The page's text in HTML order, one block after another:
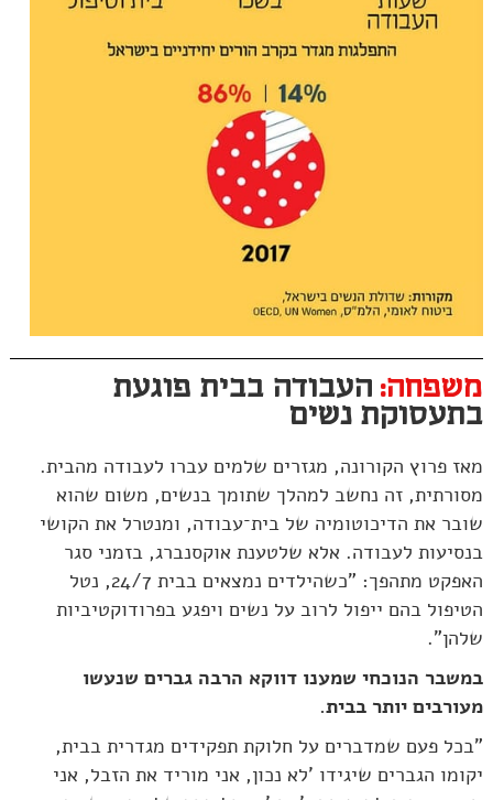
משפחה: העבודה בבית פוגעת
בתעסוקת נשים
מאז פרוץ הקורונה, מגזרים שלמים עברו לעבודה מהבית.
מסורתית, זה נחשב למהלך שתומך בנשים, משום שהוא
שובר את הדיכוטומיה של בית־עבודה, ומנטרל את הקושי
בנסיעות לעבודה. אלא שלטענת אוקסנברג, בזמני סגר
האפקט מתהפך: "כשהילדים נמצאים בבית 24/7, נטל
הטיפול בהם ייפול לרוב על נשים ויפגע בפרודוקטיביות
שלהן".
במשבר הנוכחי שמענו דווקא הרבה גברים שנעשו
מעורבים יותר בבית.
"בכל פעם שמדברים על חלוקת תפקידים מגדרית בבית,
יקומו הגברים שיגידו 'לא נכון, אני מוריד את הזבל, אני